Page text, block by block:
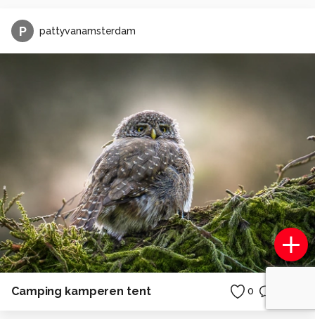
P pattyvanamsterdam
Camping kamperen tent 0